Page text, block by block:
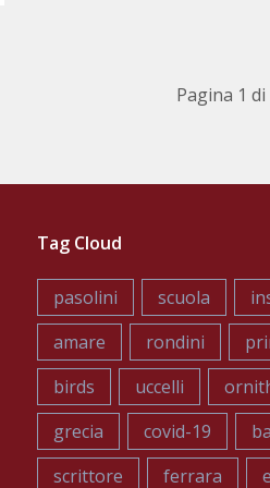
Pagina 1 di
Tag Cloud
pasolini scuola
amare
rondini
birds
uccelli
grecia
covid-19
scrittore
ferrara